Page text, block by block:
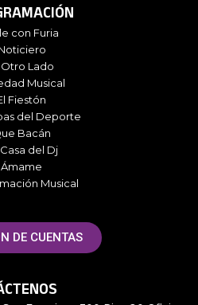
t
g
r
a
m
t
e
r
t
con Furia
Otro Lado
Musical
Fiestón
del Deporte
Bacán
del Dj
Ámame
Musical
DE CUENTAS